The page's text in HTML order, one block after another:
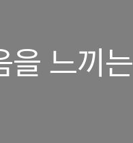
을 느끼